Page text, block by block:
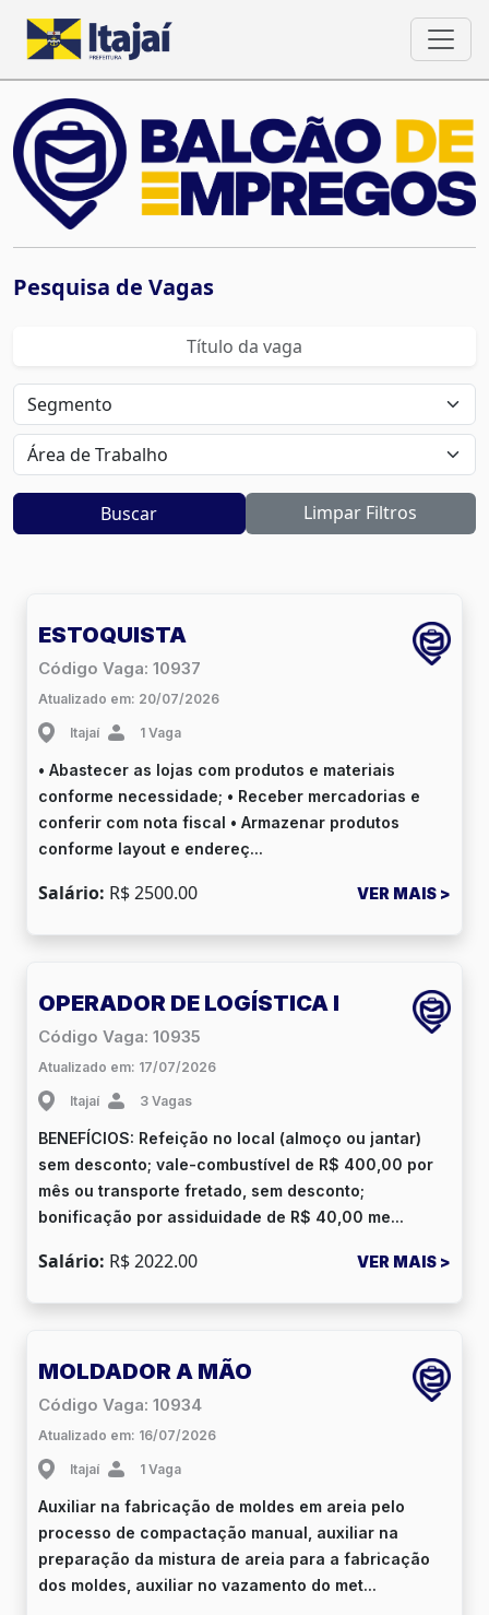
Pesquisa de Vagas
Buscar Limpar Filtros
ESTOQUISTA
Código Vaga: 10937
Atualizado em: 20/07/2026
Itajaí 1 Vaga
• Abastecer as lojas com produtos e materiais
conforme necessidade; • Receber mercadorias e
conferir com nota fiscal • Armazenar produtos
conforme layout e endereç...
Salário: R$ 2500.00 VER MAIS >
OPERADOR DE LOGÍSTICA I
Código Vaga: 10935
Atualizado em: 17/07/2026
Itajaí 3 Vagas
BENEFÍCIOS: Refeição no local (almoço ou jantar)
sem desconto; vale-combustível de R$ 400,00 por
mês ou transporte fretado, sem desconto;
bonificação por assiduidade de R$ 40,00 me...
Salário: R$ 2022.00 VER MAIS >
MOLDADOR A MÃO
Código Vaga: 10934
Atualizado em: 16/07/2026
Itajaí 1 Vaga
Auxiliar na fabricação de moldes em areia pelo
processo de compactação manual, auxiliar na
preparação da mistura de areia para a fabricação
dos moldes, auxiliar no vazamento do met...